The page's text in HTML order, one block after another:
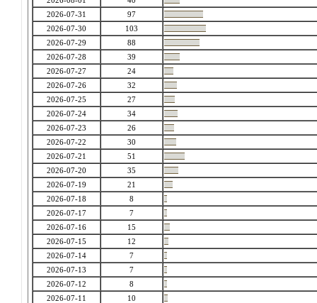
2026-07-31
97
2026-07-30
103
2026-07-29
88
2026-07-28
39
2026-07-27
24
2026-07-26
32
2026-07-25
27
2026-07-24
34
2026-07-23
26
2026-07-22
30
2026-07-21
51
2026-07-20
35
2026-07-19
21
2026-07-18
8
2026-07-17
7
2026-07-16
15
2026-07-15
12
2026-07-14
7
2026-07-13
7
2026-07-12
8
2026-07-11
10